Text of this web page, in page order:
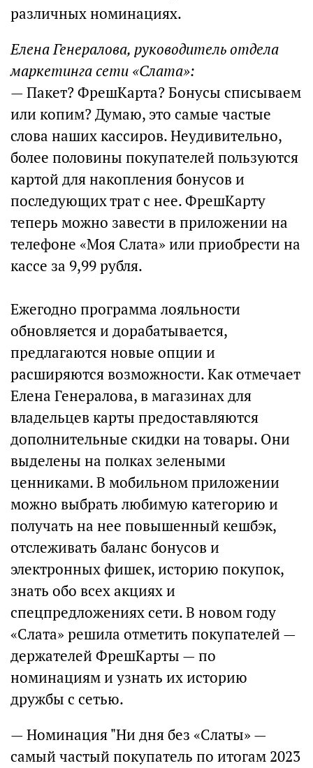
различных номинациях.
Елена Генералова, руководитель отдела
маркетинга сети «Слата»:
— Пакет? ФрешКарта? Бонусы списываем
или копим? Думаю, это самые частые
слова наших кассиров. Неудивительно,
более половины покупателей пользуются
картой для накопления бонусов и
последующих трат с нее. ФрешКарту
теперь можно завести в приложении на
телефоне «Моя Слата» или приобрести на
кассе за 9,99 рубля.
Ежегодно программа лояльности
обновляется и дорабатывается,
предлагаются новые опции и
расширяются возможности. Как отмечает
Елена Генералова, в магазинах для
владельцев карты предоставляются
дополнительные скидки на товары. Они
выделены на полках зелеными
ценниками. В мобильном приложении
можно выбрать любимую категорию и
получать на нее повышенный кешбэк,
отслеживать баланс бонусов и
электронных фишек, историю покупок,
знать обо всех акциях и
спецпредложениях сети. В новом году
«Слата» решила отметить покупателей —
держателей ФрешКарты — по
номинациям и узнать их историю
дружбы с сетью.
— Номинация "Ни дня без «Слаты» —
самый частый покупатель по итогам 2023